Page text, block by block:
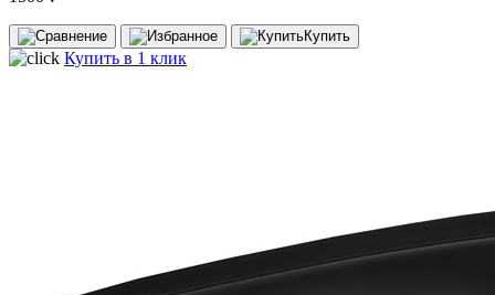
Купить
Купить в 1 клик